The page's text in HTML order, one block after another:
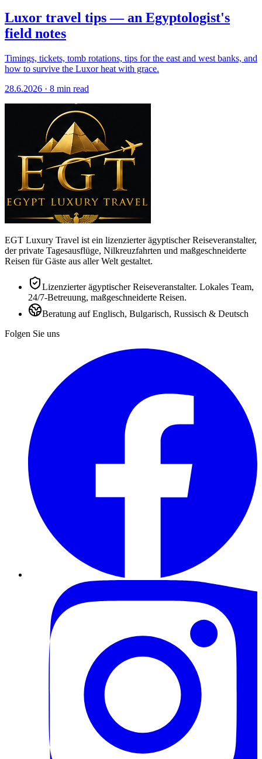
Luxor travel tips — an Egyptologist's
field notes
Timings, tickets, tomb rotations, tips for the east and west banks, and
how to survive the Luxor heat with grace.
28.6.2026 · 8 min read
EGT Luxury Travel ist ein lizenzierter ägyptischer Reiseveranstalter,
der private Tagesausflüge, Nilkreuzfahrten und maßgeschneiderte
Reisen für Gäste aus aller Welt gestaltet.
Lizenzierter ägyptischer Reiseveranstalter. Lokales Team,
24/7-Betreuung, maßgeschneiderte Reisen.
Beratung auf Englisch, Bulgarisch, Russisch & Deutsch
Folgen Sie uns